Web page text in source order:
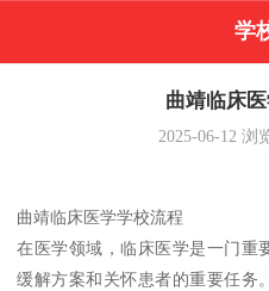
学
曲靖临床
2025-06-12 浏
曲靖临床医学学校流程
在医学领域，临床医学是一门重
缓解方案和关怀患者的重要任务